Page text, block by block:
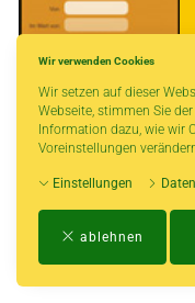
Wir verwenden Cookies
Wir setzen auf dieser
Webseite, stimmen Sie
Information dazu, wie wir
Voreinstellungen
Einstellungen
ablehnen
* gilt für Lieferungen
entnehmen Sie bitte der
Impressum-AGB-Zahlungs-
Biozertifikat
Widerrufsrecht